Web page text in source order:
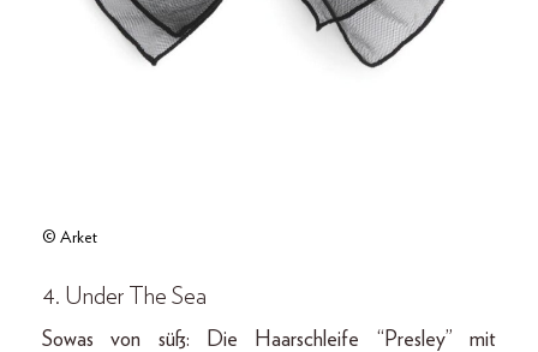
© Arket
4. Under The Sea
Sowas von süß: Die Haarschleife “Presley” mit